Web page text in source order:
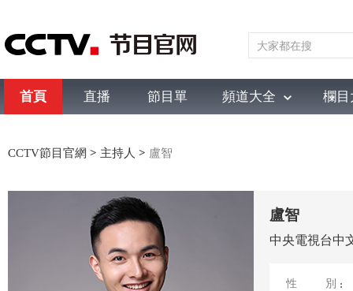
首頁 直播 節目單 頻道大全 欄目
CCTV節目官網 > 主持人 > 盧智
盧智
中央電視台中
性別